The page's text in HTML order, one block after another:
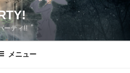
ーティ!!
メニュー